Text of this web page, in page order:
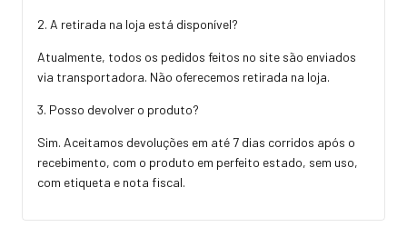
2. A retirada na loja está disponível?
Atualmente, todos os pedidos feitos no site são enviados
via transportadora. Não oferecemos retirada na loja.
3. Posso devolver o produto?
Sim. Aceitamos devoluções em até 7 dias corridos após o
recebimento, com o produto em perfeito estado, sem uso,
com etiqueta e nota fiscal.